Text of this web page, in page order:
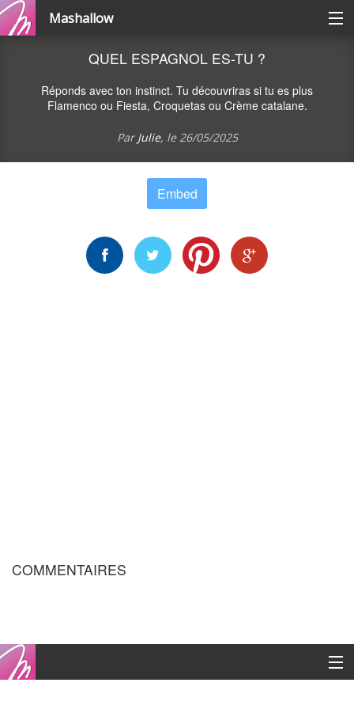
Mashallow
Se connecter / s'inscrire
Créer un quizz
QUEL ESPAGNOL ES-TU ?
Réponds avec ton instinct. Tu découvriras si tu es plus
Flamenco ou Fiesta, Croquetas ou Crème catalane.
Par Julie, le26/05/2025
Embed
COMMENTAIRES